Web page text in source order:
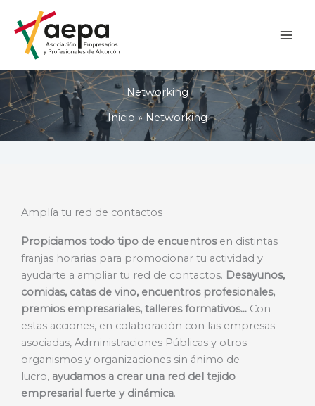
contenido
Networking
Inicio
Networking
Amplía tu red de contactos
Propiciamos todo tipo de encuentrosen distintas
franjas horarias para promocionar tu actividad y
ayudarte a ampliar tu red de contactos. Desayunos,
comidas, catas de vino, encuentros profesionales,
premios empresariales, talleres formativos… Con
estas acciones, en colaboración con las empresas
asociadas, Administraciones Públicas y otros
organismos y organizaciones sin ánimo de
lucro, ayudamos a crear una red del tejido
empresarial fuerte y dinámica.